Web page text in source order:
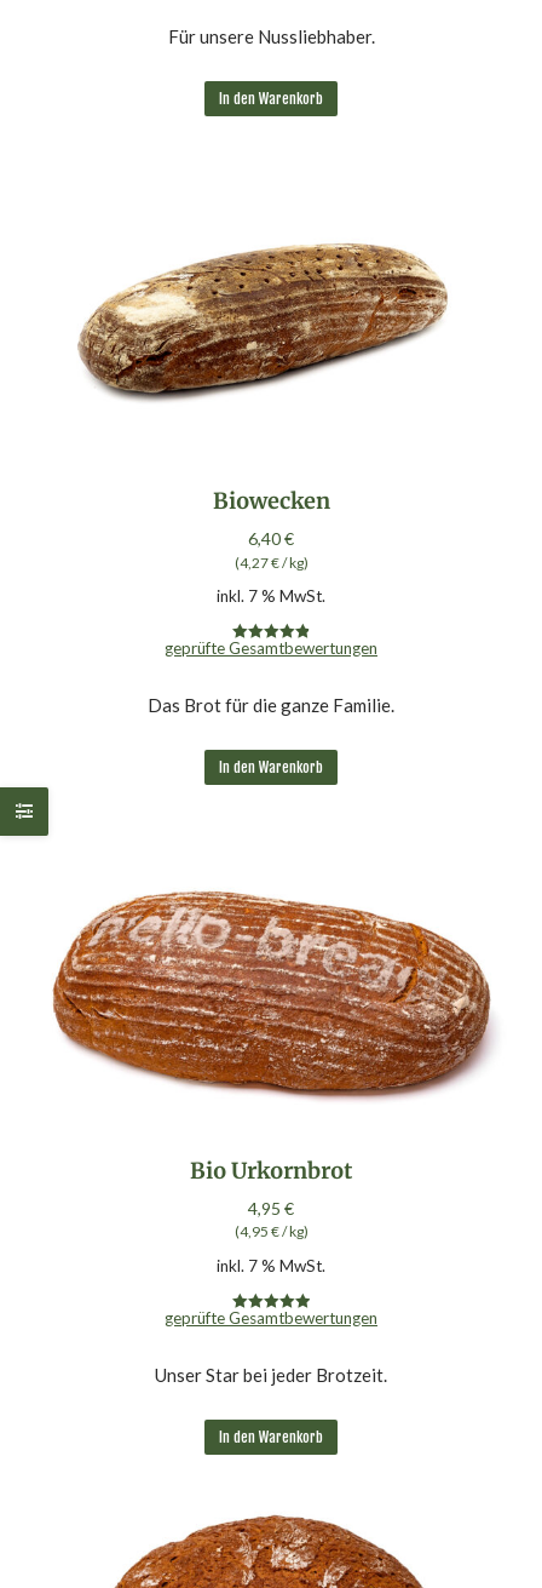
Für unsere Nussliebhaber.
In den Warenkorb
Biowecken
6,40€
(4,27€/kg)
inkl. 7 % MwSt.
Bewertet mit
geprüfte Gesamtbewertungen
Das Brot für die ganze Familie.
In den Warenkorb
Bio Urkornbrot
4,95 €
(4,95 €/kg)
inkl. 7 % MwSt.
Bewertet mit
geprüfte Gesamtbewertungen
Unser Star bei jeder Brotzeit.
In den Warenkorb